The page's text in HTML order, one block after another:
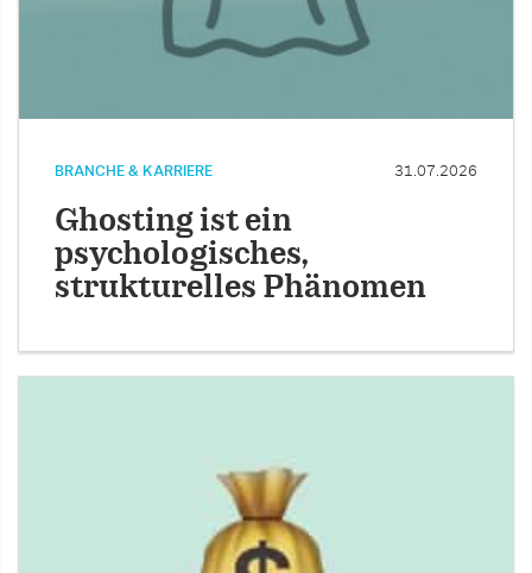
BRANCHE & KARRIERE 31.07.2026
Ghosting ist ein
psychologisches,
strukturelles Phänomen